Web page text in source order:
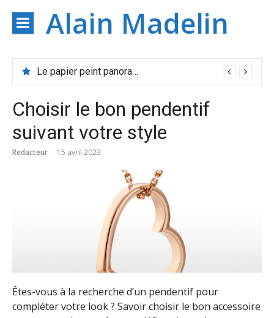
contenu
Alain Madelin
Le papier peint panoramique : une solution pour agrandir votre espace
Choisir le bon pendentif
suivant votre style
Redacteur 15 avril 2023
Êtes-vous à la recherche d’un pendentif pour
compléter votre look ? Savoir choisir le bon accessoire